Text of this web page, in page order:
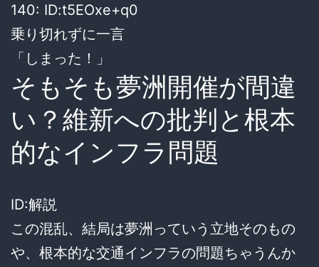
140: ID:t5EOxe+q0
乗り切れずに一言
「しまった！」
そもそも夢洲開催が間違
い？維新への批判と根本
的なインフラ問題
ID:解説
この混乱、結局は夢洲っていう立地そのもの
や、根本的な交通インフラの問題ちゃうんか